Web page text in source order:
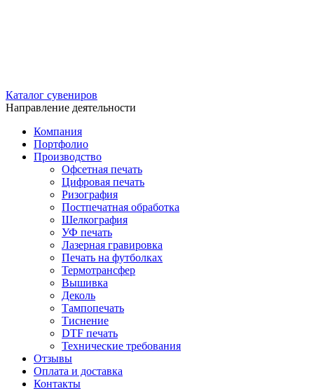
Каталог сувениров
Направление деятельности
Компания
Портфолио
Производство
Офсетная печать
Цифровая печать
Ризография
Постпечатная обработка
Шелкография
УФ печать
Лазерная гравировка
Печать на футболках
Термотрансфер
Вышивка
Деколь
Тампопечать
Тиснение
DTF печать
Технические требования
Отзывы
Оплата и доставка
Контакты